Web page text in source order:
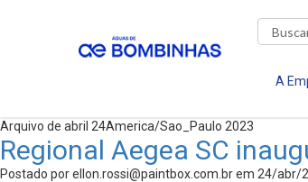
A
Arquivo de abril 24America/Sao_Paulo 2023
Regional Aegea SC
Postado porellon.rossi@paintbox.com.brem 24/abr/